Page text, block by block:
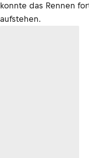
konnte das Rennen
aufstehen.